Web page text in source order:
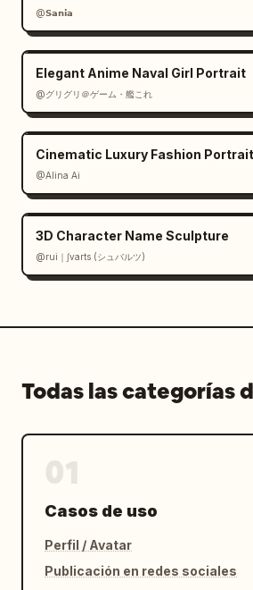
@𝗦𝗮𝗻𝗶𝗮
Elegant Anime Naval Girl Portrait
@グリグリ＠ゲーム・艦これ
Cinematic Luxury Fashion Portrait
@Alina Ai
3D Character Name Sculpture
@rui｜∫varts (シュバルツ)
Todas las categorías
Casos de uso
Perfil / Avatar
Publicación en redes sociales